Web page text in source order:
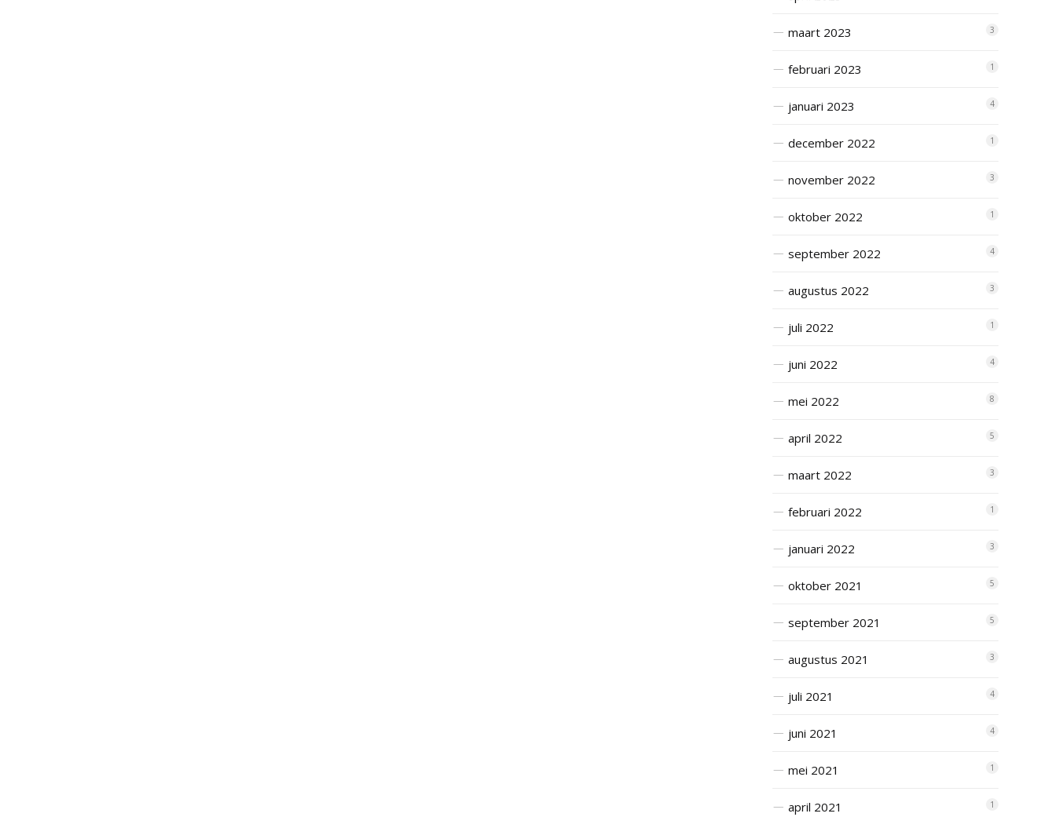
maart 2023 3
februari 2023 1
januari 2023 4
december 2022 1
november 2022 3
oktober 2022 1
september 2022 4
augustus 2022 3
juli 2022 1
juni 2022 4
mei 2022 8
april 2022 5
maart 2022 3
februari 2022 1
januari 2022 3
oktober 2021 5
september 2021 5
augustus 2021 3
juli 2021 4
juni 2021 4
mei 2021 1
april 2021 1